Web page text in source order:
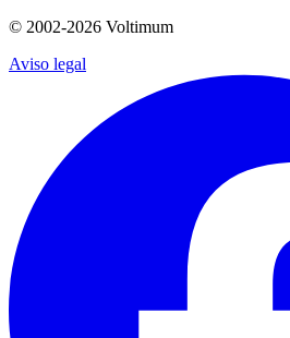
© 2002-2026 Voltimum
Aviso legal